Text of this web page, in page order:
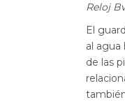
Reloj
El
al agua
de las